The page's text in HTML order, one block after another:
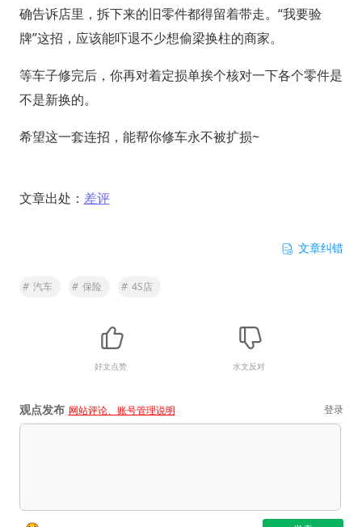
确告诉店里，拆下来的旧零件都得留着带走。“我要验
牌”这招，应该能吓退不少想偷梁换柱的商家。
等车子修完后，你再对着定损单挨个核对一下各个零件是
不是新换的。
希望这一套连招，能帮你修车永不被扩损~
文章出处： 差评
文章纠错
# 汽车 # 保险 # 4S店
好文点赞 水文反对
观点发布 网站评论、账号管理说明 登录